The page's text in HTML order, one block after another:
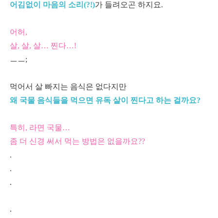
어김없이 마음의 소리(?!)가 들려오곤 하지요.
어허,
살, 살, 살… 찐다…!
ㅡㅡ;
먹어서 살 빠지는 음식은 없다지만
왜 국물 음식들을 먹으면 유독 살이 찐다고 하는 걸까요?
특히, 라면 국물…
좀 더 신경 써서 먹는 방법은 없을까요??
.
.
.
.